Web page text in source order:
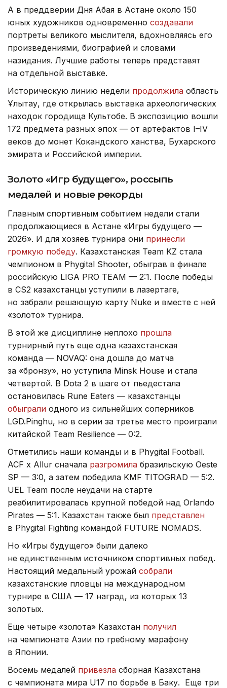
А в преддверии Дня Абая в Астане около 150
юных художников одновременно создавали
портреты великого мыслителя, вдохновляясь его
произведениями, биографией и словами
назидания. Лучшие работы теперь представят
на отдельной выставке.
Историческую линию недели продолжила область
Ұлытау, где открылась выставка археологических
находок городища Культобе. В экспозицию вошли
172 предмета разных эпох — от артефактов I–IV
веков до монет Кокандского ханства, Бухарского
эмирата и Российской империи.
Золото «Игр будущего», россыпь
медалей и новые рекорды
Главным спортивным событием недели стали
продолжающиеся в Астане «Игры будущего —
2026». И для хозяев турнира они принесли
громкую победу. Казахстанская Team KZ стала
чемпионом в Phygital Shooter, обыграв в финале
российскую LIGA PRO TEAM — 2:1. После победы
в CS2 казахстанцы уступили в лазертаге,
но забрали решающую карту Nuke и вместе с ней
«золото» турнира.
В этой же дисциплине неплохо прошла
турнирный путь еще одна казахстанская
команда — NOVAQ: она дошла до матча
за «бронзу», но уступила Minsk House и стала
четвертой. В Dota 2 в шаге от пьедестала
остановилась Rune Eaters — казахстанцы
обыграли одного из сильнейших соперников
LGD.Pinghu, но в серии за третье место проиграли
китайской Team Resilience — 0:2.
Отметились наши команды и в Phygital Football.
ACF x Allur сначала разгромила бразильскую Oeste
SP — 3:0, а затем победила KMF TITOGRAD — 5:2.
UEL Team после неудачи на старте
реабилитировалась крупной победой над Orlando
Pirates — 5:1. Казахстан также был представлен
в Phygital Fighting командой FUTURE NOMADS.
Но «Игры будущего» были далеко
не единственным источником спортивных побед.
Настоящий медальный урожай собрали
казахстанские пловцы на международном
турнире в США — 17 наград, из которых 13
золотых.
Еще четыре «золота» Казахстан получил
на чемпионате Азии по гребному марафону
в Японии.
Восемь медалей привезла сборная Казахстана
с чемпионата мира U17 по борьбе в Баку. Еще три